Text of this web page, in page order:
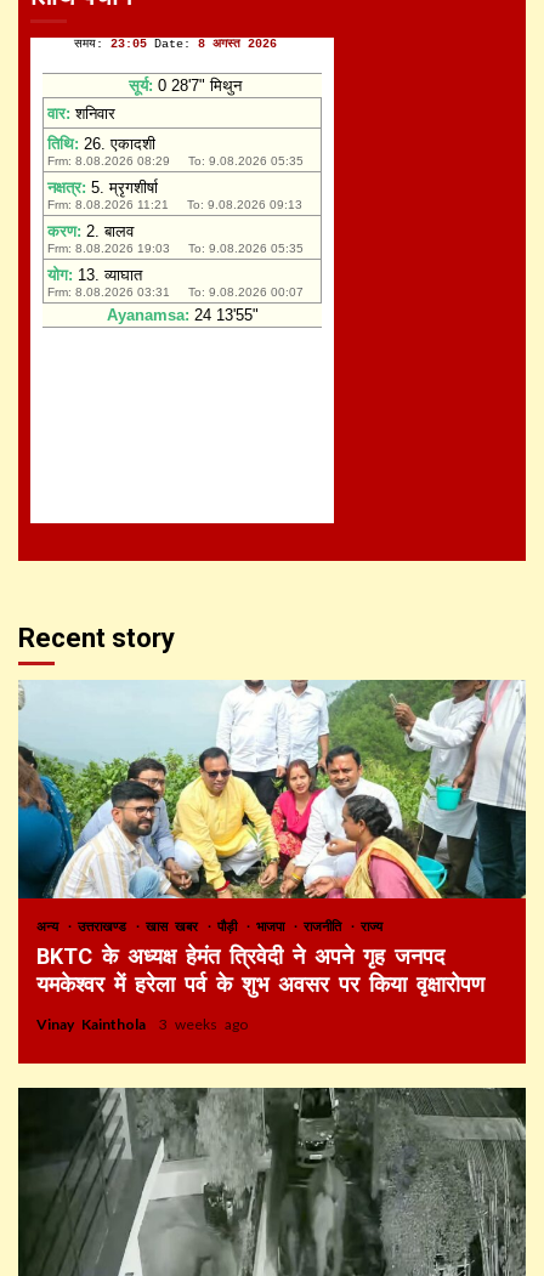
Recent story
अन्य उत्तराखण्ड खास खबर पौड़ी भाजपा राजनीति राज्य
BKTC के अध्यक्ष हेमंत त्रिवेदी ने अपने गृह जनपद
यमकेश्वर में हरेला पर्व के शुभ अवसर पर किया वृक्षारोपण
Vinay Kainthola 3 weeks ago